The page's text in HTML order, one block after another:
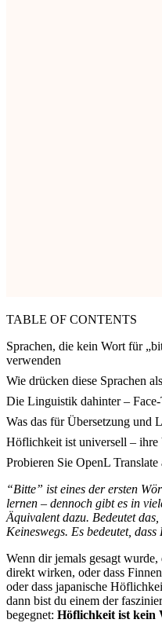
TABLE OF CONTENTS
Sprachen, die kein Wort für
verwenden
Wie drücken diese Sprachen
Die Linguistik dahinter –
Was das für Übersetzung und
Höflichkeit ist universell – ihre
Probieren Sie OpenL Translate
“Bitte” ist eines der ersten
lernen – dennoch gibt es in
Äquivalent dazu. Bedeutet
Keineswegs. Es bedeutet,
Wenn dir jemals gesagt wurde,
direkt wirken, oder dass
oder dass japanische
dann bist du einem der
begegnet: Höflichkeit ist kein